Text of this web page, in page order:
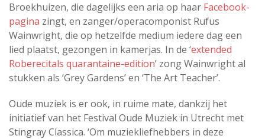
Broekhuizen, die dagelijks een aria op haar Facebook-
pagina zingt, en zanger/operacomponist Rufus
Wainwright, die op hetzelfde medium iedere dag een
lied plaatst, gezongen in kamerjas. In de ‘extended
Roberecitals quarantaine-edition’ zong Wainwright al
stukken als ‘Grey Gardens’ en ‘The Art Teacher’.
Oude muziek is er ook, in ruime mate, dankzij het
initiatief van het Festival Oude Muziek in Utrecht met
Stingray Classica. ‘Om muziekliefhebbers in deze